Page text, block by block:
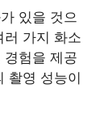
있을 것으
러 가지 화소
경험을 제공
촬영 성능이